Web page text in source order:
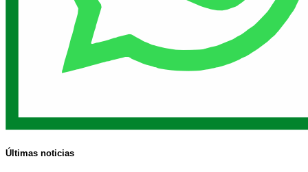
Últimas noticias